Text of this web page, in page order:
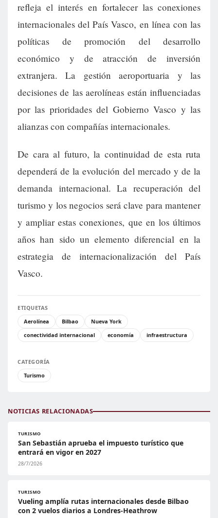
refleja el interés en fortalecer las conexiones
internacionales del País Vasco, en línea con las
políticas de promoción del desarrollo
económico y de atracción de inversión
extranjera. La gestión aeroportuaria y las
decisiones de las aerolíneas están influenciadas
por las prioridades del Gobierno Vasco y las
alianzas con compañías internacionales.
De cara al futuro, la continuidad de esta ruta
dependerá de la evolución del mercado y de la
demanda internacional. La recuperación del
turismo y los negocios será clave para mantener
y ampliar estas conexiones, que en los últimos
años han sido un elemento diferencial en la
estrategia de internacionalización del País
Vasco.
ETIQUETAS
Aerolínea
Bilbao
Nueva York
conectividad internacional
economía infraestructura
CATEGORÍA
Turismo
NOTICIAS RELACIONADAS
TURISMO
San Sebastián aprueba el impuesto turístico que
entrará en vigor en 2027
28/7/2026
TURISMO
Vueling amplía rutas internacionales desde Bilbao
con 2 vuelos diarios a Londres-Heathrow